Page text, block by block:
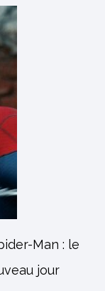
Man : le
jour